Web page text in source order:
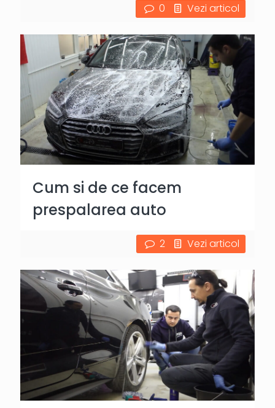
0 Vezi articol
Cum si de ce facem
prespalarea auto
2 Vezi articol